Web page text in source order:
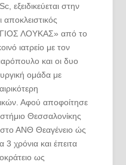
εξειδικεύεται στην
αποκλειστικός
ΛΟΥΚΑΣ» από το
ιατρείο με τον
και οι δυο
ομάδα με
Αφού αποφοίτησε
Θεσσαλονίκης
στο ΑΝΘ Θεαγένειο ώς
3 χρόνια και έπειτα
ως